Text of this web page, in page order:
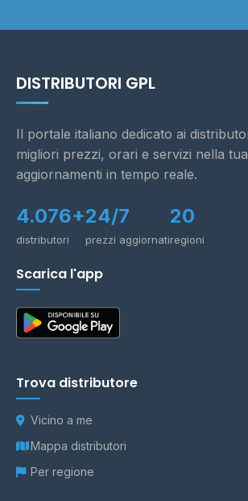
DISTRIBUTORI GPL
Il portale italiano dedicato ai
migliori prezzi, orari e servizi nella
aggiornamenti in tempo reale.
4.076+
distributori
24/7
prezzi aggiornati
20
regioni
Scarica l'app
Trova distributore
Vicino a me
Mappa distributori
Per regione